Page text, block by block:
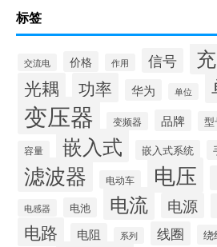
标签
交流电 价格 作用 信号
光耦 功率 华为 单位
变压器 变频器 品牌
容量 嵌入式 嵌入式系统
滤波器 电动车 电压
电感器 电池 电流 电源
电路 电阻 系列 线圈 绕